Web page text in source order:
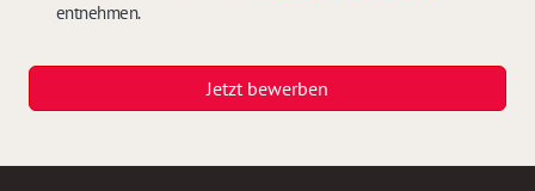
entnehmen.
Jetzt bewerben